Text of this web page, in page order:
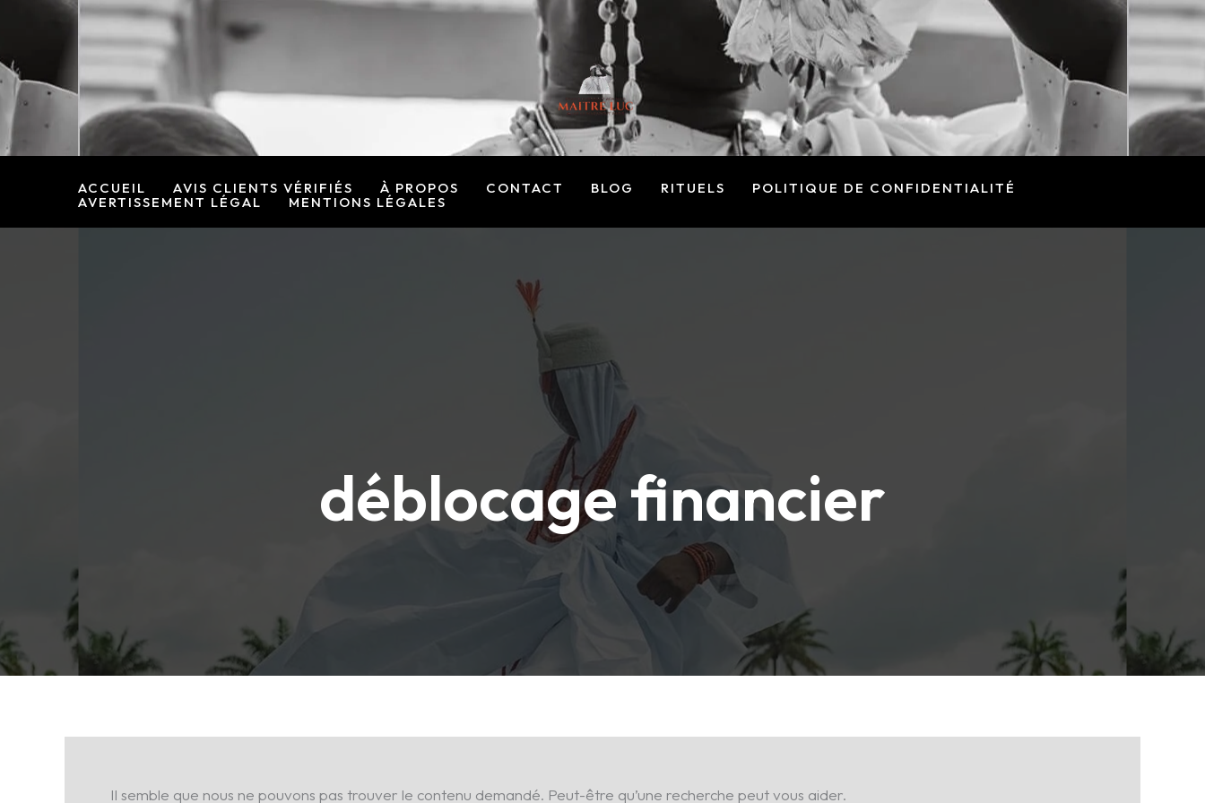
contenu
ACCUEIL AVIS CLIENTS VÉRIFIÉS À PROPOS CONTACT BLOG RITUELS
POLITIQUE DE CONFIDENTIALITÉ
AVERTISSEMENT LÉGAL
MENTIONS LÉGALES
déblocage financier
Il semble que nous ne pouvons pas trouver le contenu demandé. Peut-être qu’une recherche peut vous aider.
Rechercher :
Maître Luc
Antenne France · en ligne 24h/24